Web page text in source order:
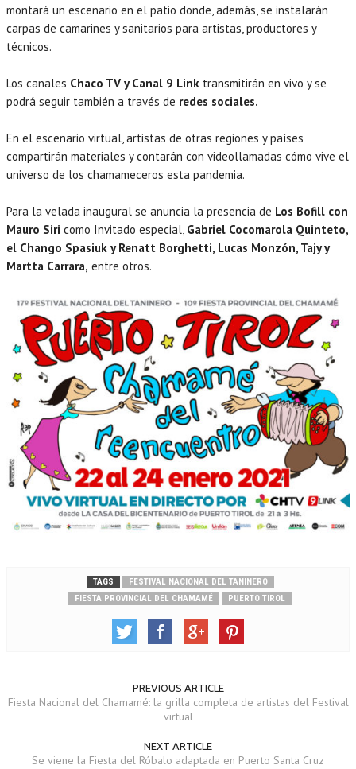
montará un escenario en el patio donde, además, se instalarán
carpas de camarines y sanitarios para artistas, productores y
técnicos.
Los canales Chaco TV y Canal 9 Link transmitirán en vivo y se
podrá seguir también a través de redes sociales.
En el escenario virtual, artistas de otras regiones y países
compartirán materiales y contarán con videollamadas cómo vive el
universo de los chamameceros esta pandemia.
Para la velada inaugural se anuncia la presencia de Los Bofill con
Mauro Siri como Invitado especial, Gabriel Cocomarola Quinteto,
el Chango Spasiuk y Renatt Borghetti, Lucas Monzón, Tajy y
Martta Carrara, entre otros.
TAGS
FESTIVAL NACIONAL DEL TANINERO
FIESTA PROVINCIAL DEL CHAMAMÉ
PUERTO TIROL
PREVIOUS ARTICLE
Fiesta Nacional del Chamamé: la grilla completa de artistas del Festival
virtual
NEXT ARTICLE
Se viene la Fiesta del Róbalo adaptada en Puerto Santa Cruz